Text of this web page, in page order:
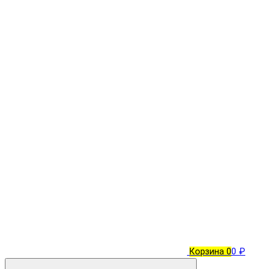
Корзина 00 ₽